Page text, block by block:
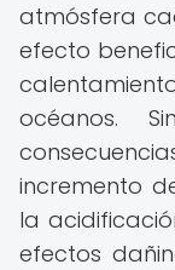
atmósfera
efecto
océanos.
incremento
la
efectos